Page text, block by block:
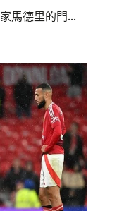
馬德里的門...